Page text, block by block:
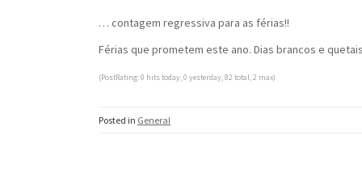
… contagem regressiva para as férias!!
Férias que prometem este ano. Dias brancos e
(PostRating: 0 hits today, 0 yesterday, 82 total, 2 max)
Posted in General